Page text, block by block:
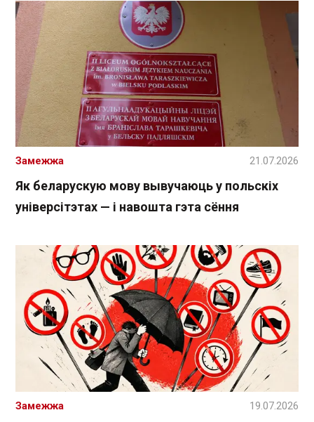
Як беларускую мову вывучаюць у польскіх
універсітэтах — і навошта гэта сёння
Замежжа 21.07.2026
Замежжа 19.07.2026